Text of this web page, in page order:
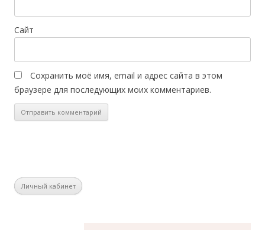
Сайт
Сохранить моё имя, email и адрес сайта в этом
браузере для последующих моих комментариев.
Личный кабинет